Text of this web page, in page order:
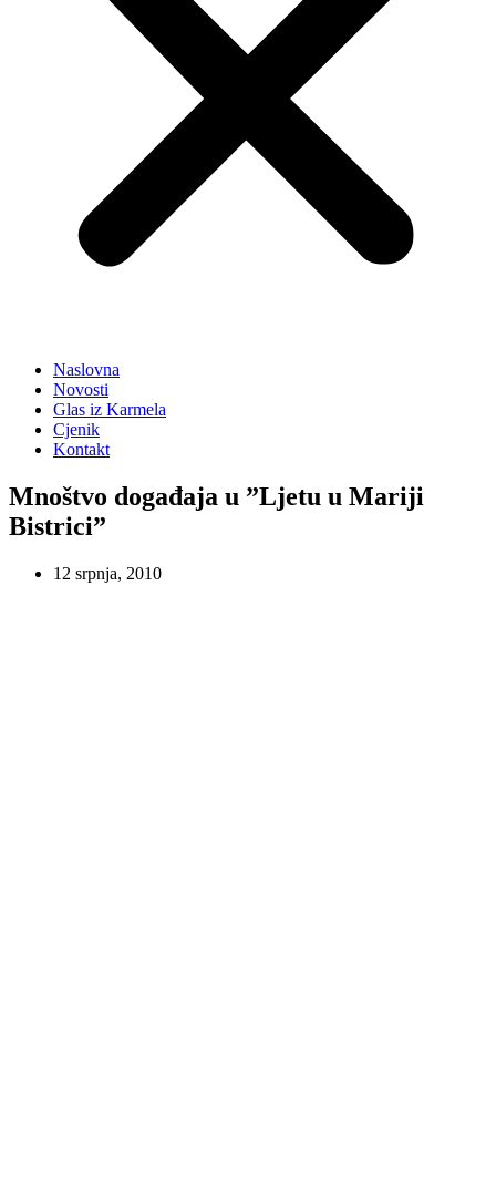
Naslovna
Novosti
Glas iz Karmela
Cjenik
Kontakt
Mnoštvo događaja u ”Ljetu u Mariji
Bistrici”
12 srpnja, 2010